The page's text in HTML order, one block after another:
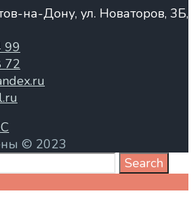
на-Дону, ул. Новаторов, 3Б,
99
72
© 2023
Search